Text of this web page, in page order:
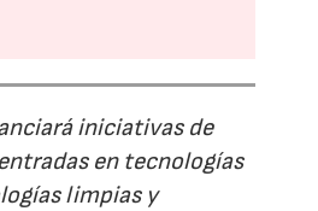
iniciativas de
en tecnologías
limpias y